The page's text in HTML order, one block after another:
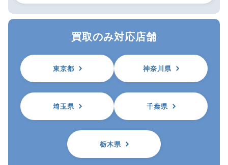
買取のみ対応店舗
東京都 神奈川県
埼玉県 千葉県
栃木県